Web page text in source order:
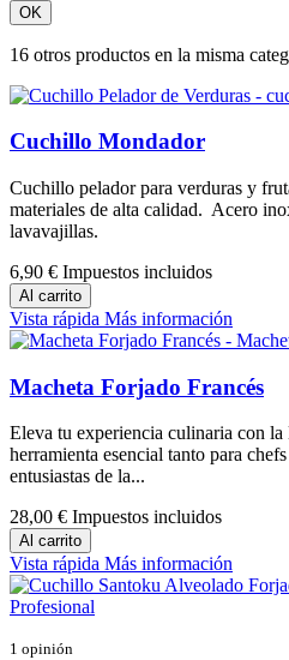
OK
16 otros productos en la misma
Cuchillo Mondador
Cuchillo pelador para verduras y
materiales de alta calidad. Acero
lavavajillas.
6,90 € Impuestos incluidos
Al carrito
Vista rápida Más información
Macheta Forjado Francés
Eleva tu experiencia culinaria con
herramienta esencial tanto para
entusiastas de la...
28,00 € Impuestos incluidos
Al carrito
Vista rápida Más información
1 opinión